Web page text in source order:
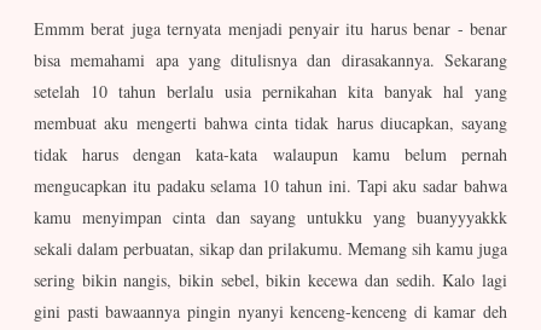
Emmm berat juga ternyata menjadi penyair itu harus benar - benar
bisa memahami apa yang ditulisnya dan dirasakannya. Sekarang
setelah 10 tahun berlalu usia pernikahan kita banyak hal yang
membuat aku mengerti bahwa cinta tidak harus diucapkan, sayang
tidak harus dengan kata-kata walaupun kamu belum pernah
mengucapkan itu padaku selama 10 tahun ini. Tapi aku sadar bahwa
kamu menyimpan cinta dan sayang untukku yang buanyyyakkk
sekali dalam perbuatan, sikap dan prilakumu. Memang sih kamu juga
sering bikin nangis, bikin sebel, bikin kecewa dan sedih. Kalo lagi
gini pasti bawaannya pingin nyanyi kenceng-kenceng di kamar deh